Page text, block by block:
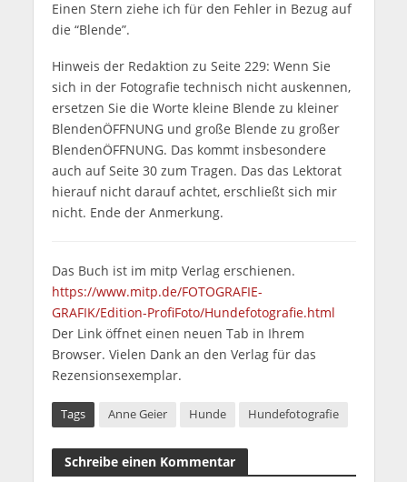
Einen Stern ziehe ich für den Fehler in Bezug auf
die “Blende”.
Hinweis der Redaktion zu Seite 229: Wenn Sie
sich in der Fotografie technisch nicht auskennen,
ersetzen Sie die Worte kleine Blende zu kleiner
BlendenÖFFNUNG und große Blende zu großer
BlendenÖFFNUNG. Das kommt insbesondere
auch auf Seite 30 zum Tragen. Das das Lektorat
hierauf nicht darauf achtet, erschließt sich mir
nicht. Ende der Anmerkung.
Das Buch ist im mitp Verlag erschienen.
https://www.mitp.de/FOTOGRAFIE-
GRAFIK/Edition-ProfiFoto/Hundefotografie.html
Der Link öffnet einen neuen Tab in Ihrem
Browser. Vielen Dank an den Verlag für das
Rezensionsexemplar.
Tags Anne Geier Hunde Hundefotografie
Schreibe einen Kommentar